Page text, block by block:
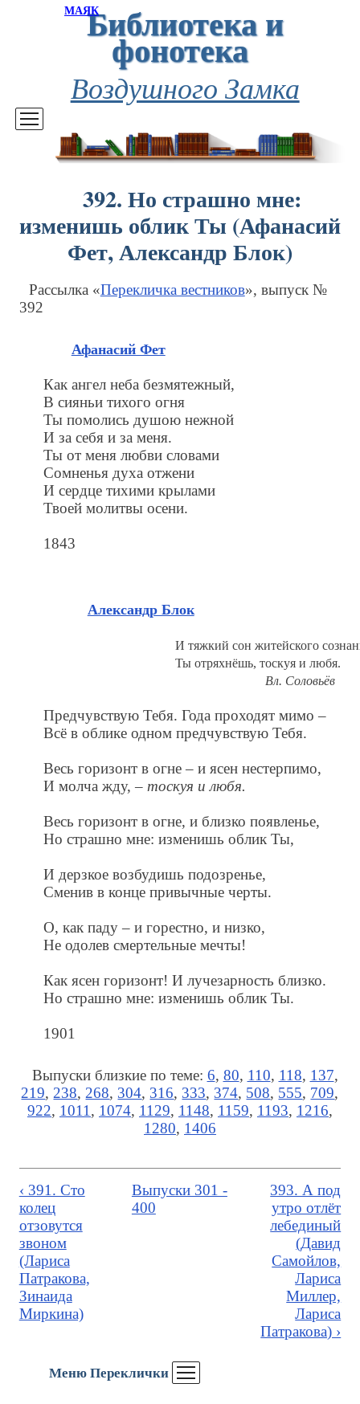
МАЯКБиблиотека и
фонотека
Воздушного Замка
Меню Переклички
392. Но страшно мне:
изменишь облик Ты (Афанасий
Фет, Александр Блок)
Рассылка «Перекличка вестников», выпуск №
392
Афанасий Фет
Как ангел неба безмятежный,
В сияньи тихого огня
Ты помолись душою нежной
И за себя и за меня.
Ты от меня любви словами
Сомненья духа отжени
И сердце тихими крылами
Твоей молитвы осени.
1843
Александр Блок
И тяжкий сон житейского
Ты отряхнёшь, тоскуя и любя.
Вл. Соловьёв
Предчувствую Тебя. Года проходят мимо –
Всё в облике одном предчувствую Тебя.
Весь горизонт в огне – и ясен нестерпимо,
И молча жду, – тоскуя и любя.
Весь горизонт в огне, и близко появленье,
Но страшно мне: изменишь облик Ты,
И дерзкое возбудишь подозренье,
Сменив в конце привычные черты.
О, как паду – и горестно, и низко,
Не одолев смертельные мечты!
Как ясен горизонт! И лучезарность близко.
Но страшно мне: изменишь облик Ты.
1901
Выпуски близкие по теме: 6, 80, 110, 118, 137,
219,238,268, 304, 316, 333, 374, 508, 555, 709,
922, 1011, 1074, 1129, 1148, 1159, 1193, 1216,
1280, 1406
‹ 391. Сто
колец
отзовутся
звоном
(Лариса
Патракова,
Зинаида
Миркина)
Выпуски 301 -
400
393. А под
утро отлёт
лебединый
(Давид
Самойлов,
Лариса
Миллер,
Лариса
Патракова) ›